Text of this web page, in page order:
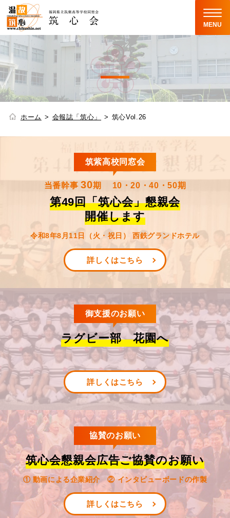
MENU
ホーム 会報誌「筑心」 筑心Vol.26
筑紫高校同窓会
当番幹事 30期 10・20・40・50期
第49回「筑心会」懇親会
開催します
令和8年8月11日（火・祝日） 西鉄グランドホテル
詳しくはこちら
御支援のお願い
ラグビー部 花園へ
詳しくはこちら
協賛のお願い
筑心会懇親会広告ご協賛のお願い
① 動画による企業紹介 ② インタビューボードの作製
詳しくはこちら